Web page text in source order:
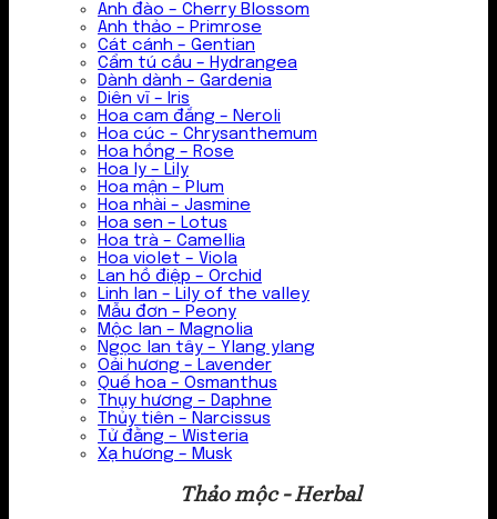
Anh đào – Cherry Blossom
Anh thảo – Primrose
Cát cánh – Gentian
Cẩm tú cầu – Hydrangea
Dành dành – Gardenia
Diên vĩ – Iris
Hoa cam đắng – Neroli
Hoa cúc – Chrysanthemum
Hoa hồng – Rose
Hoa ly – Lily
Hoa mận – Plum
Hoa nhài – Jasmine
Hoa sen – Lotus
Hoa trà – Camellia
Hoa violet – Viola
Lan hồ điệp – Orchid
Linh lan – Lily of the valley
Mẫu đơn – Peony
Mộc lan – Magnolia
Ngọc lan tây – Ylang ylang
Oải hương – Lavender
Quế hoa – Osmanthus
Thụy hương – Daphne
Thủy tiên – Narcissus
Tử đằng – Wisteria
Xạ hương – Musk
Thảo mộc - Herbal